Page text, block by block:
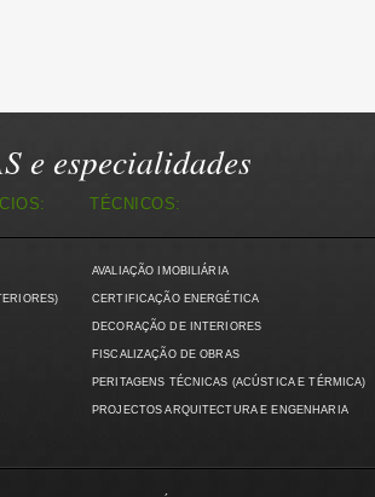
e especialidades
TÉCNICOS:
AVALIAÇÃO IMOBILIÁRIA
CERTIFICAÇÃO ENERGÉTICA
DECORAÇÃO DE INTERIORES
FISCALIZAÇÃO DE OBRAS
PERITAGENS TÉCNICAS (ACÚSTICA E TÉRMICA)
PROJECTOS ARQUITECTURA E ENGENHARIA